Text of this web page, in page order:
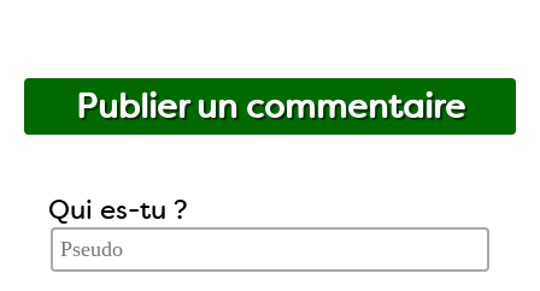
Publier un commentaire
Qui es-tu ?